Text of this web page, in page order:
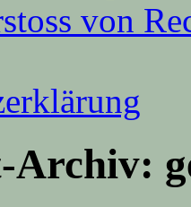
von
Archiv: